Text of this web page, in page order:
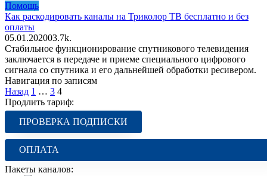
Помощь
Как раскодировать каналы на Триколор ТВ бесплатно и без
оплаты
05.01.202003.7k.
Стабильное функционирование спутникового телевидения
заключается в передаче и приеме специального цифрового
сигнала со спутника и его дальнейшей обработки ресивером.
Навигация по записям
Назад 1 … 3 4
Продлить тариф:
ПРОВЕРКА ПОДПИСКИ
ОПЛАТА
Пакеты каналов: